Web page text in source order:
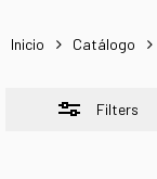
Inicio Catálogo
Filters